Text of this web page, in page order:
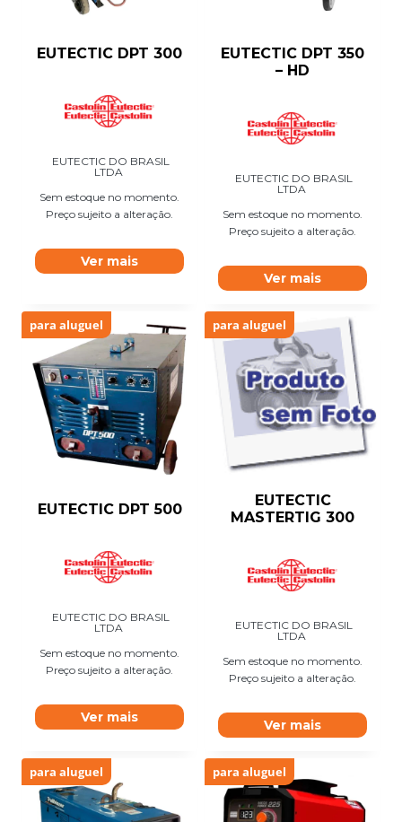
EUTECTIC DPT 300
EUTECTIC DO BRASIL
LTDA
Sem estoque no momento.
Preço sujeito a alteração.
Ver mais
EUTECTIC DPT 350
– HD
EUTECTIC DO BRASIL
LTDA
Sem estoque no momento.
Preço sujeito a alteração.
Ver mais
para aluguel
EUTECTIC DPT 500
EUTECTIC DO BRASIL
LTDA
Sem estoque no momento.
Preço sujeito a alteração.
Ver mais
para aluguel
EUTECTIC
MASTERTIG 300
EUTECTIC DO BRASIL
LTDA
Sem estoque no momento.
Preço sujeito a alteração.
Ver mais
para aluguel para aluguel